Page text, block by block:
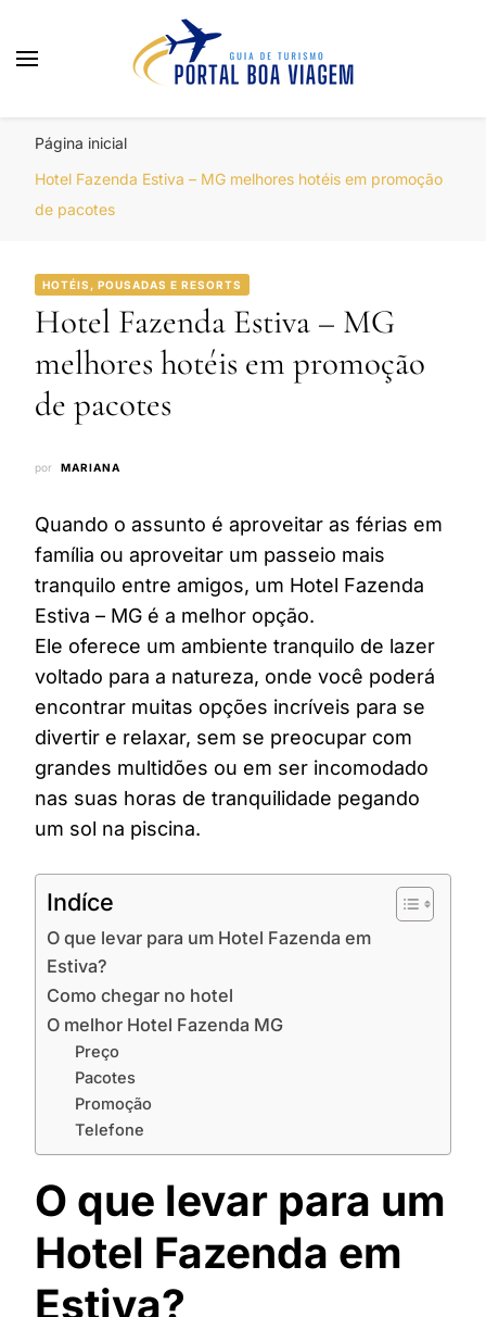
Página inicial
Hotel Fazenda Estiva – MG melhores hotéis em promoção
de pacotes
HOTÉIS, POUSADAS E RESORTS
Hotel Fazenda Estiva – MG
melhores hotéis em promoção
de pacotes
por MARIANA
Quando o assunto é aproveitar as férias em
família ou aproveitar um passeio mais
tranquilo entre amigos, um Hotel Fazenda
Estiva – MG é a melhor opção.
Ele oferece um ambiente tranquilo de lazer
voltado para a natureza, onde você poderá
encontrar muitas opções incríveis para se
divertir e relaxar, sem se preocupar com
grandes multidões ou em ser incomodado
nas suas horas de tranquilidade pegando
um sol na piscina.
Indíce
O que levar para um Hotel Fazenda em
Estiva?
Como chegar no hotel
O melhor Hotel Fazenda MG
Preço
Pacotes
Promoção
Telefone
O que levar para um
Hotel Fazenda em
Estiva?